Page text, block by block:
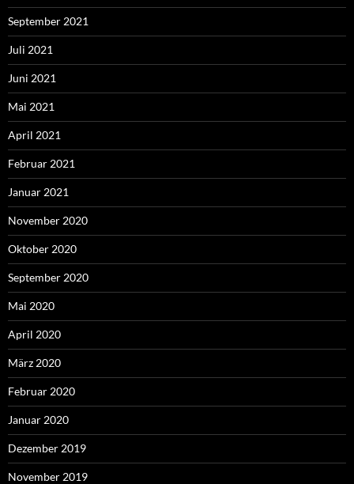
September 2021
Juli 2021
Juni 2021
Mai 2021
April 2021
Februar 2021
Januar 2021
November 2020
Oktober 2020
September 2020
Mai 2020
April 2020
März 2020
Februar 2020
Januar 2020
Dezember 2019
November 2019